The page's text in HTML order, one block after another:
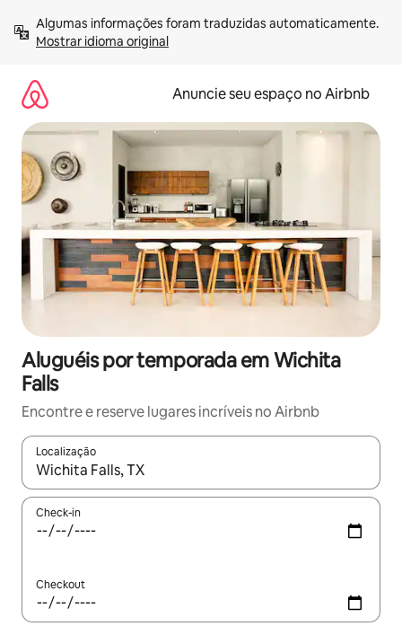
para
Mostrar idioma original
Anuncie seu espaço no Airbnb
Aluguéis por temporada em Wichita
Falls
Encontre e reserve lugares incríveis no Airbnb
Localização
Quando os resultados estiverem disponíveis, explore-os
Check-in
Checkout